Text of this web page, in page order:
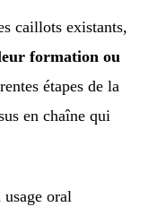
caillots existants,
formation ou
étapes de la
en chaîne qui
oral